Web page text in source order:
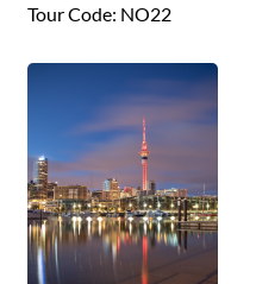
Tour Code: NO22